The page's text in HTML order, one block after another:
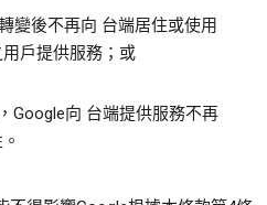
變後不再向 台端居住或使用
戶提供服務；或
Google向 台端提供服務不再